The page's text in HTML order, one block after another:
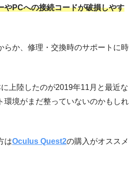
やPCへの接続コードが破損しやす
らか、修理・交換時のサポートに時
上陸したのが2019年11月と最近な
環境がまだ整っていないのかもしれ
はOculus Quest2の購入がオススメ